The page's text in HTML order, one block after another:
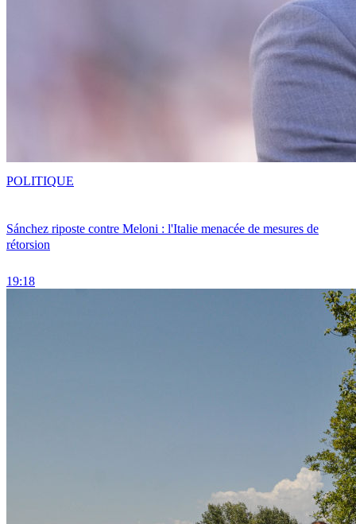
Sánchez riposte contre Meloni : l'Italie menacée de mesures de
rétorsion
19:18
POLITIQUE